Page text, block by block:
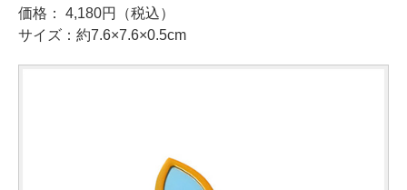
価格： 4,180円（税込）
サイズ：約7.6×7.6×0.5cm